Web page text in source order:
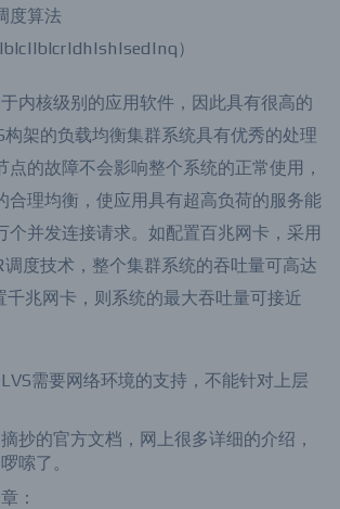
度算法
）
核级别的应用软件，因此具有很高的
构架的负载均衡集群系统具有优秀的处理
点的故障不会影响整个系统的正常使用，
合理均衡，使应用具有超高负荷的服务能
个并发连接请求。如配置百兆网卡，采用
度技术，整个集群系统的吞吐量可高达
兆网卡，则系统的最大吞吐量可接近
需要网络环境的支持，不能针对上层
抄的官方文档，网上很多详细的介绍，
嗦了。
：